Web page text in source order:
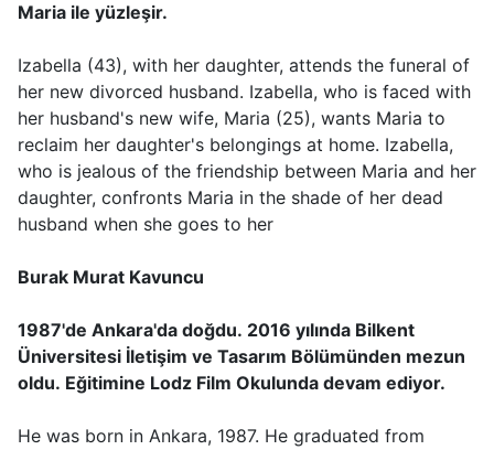
Maria ile yüzleşir.
Izabella (43), with her daughter, attends the funeral of
her new divorced husband. Izabella, who is faced with
her husband's new wife, Maria (25), wants Maria to
reclaim her daughter's belongings at home. Izabella,
who is jealous of the friendship between Maria and her
daughter, confronts Maria in the shade of her dead
husband when she goes to her
Burak Murat Kavuncu
1987'de Ankara'da doğdu. 2016 yılında Bilkent
Üniversitesi İletişim ve Tasarım Bölümünden mezun
oldu. Eğitimine Lodz Film Okulunda devam ediyor.
He was born in Ankara, 1987. He graduated from